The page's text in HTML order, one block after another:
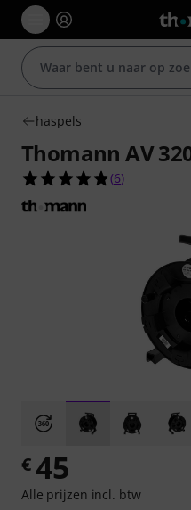
haspels
Thomann AV
4.8 van de 5
(6)
€45
Alle prijzen incl. btw